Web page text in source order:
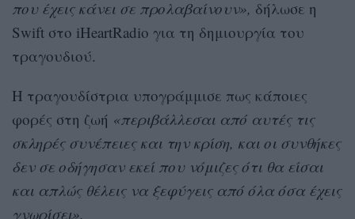
που έχεις κάνει σε προλαβαίνουν», δήλωσε η
Swift στο iHeartRadio για τη δημιουργία του
τραγουδιού.
Η τραγουδίστρια υπογράμμισε πως κάποιες
φορές στη ζωή «περιβάλλεσαι από αυτές τις
σκληρές συνέπειες και την κρίση, και οι συνθήκες
δεν σε οδήγησαν εκεί που νόμιζες ότι θα είσαι
και απλώς θέλεις να ξεφύγεις από όλα όσα έχεις
γνωρίσει».